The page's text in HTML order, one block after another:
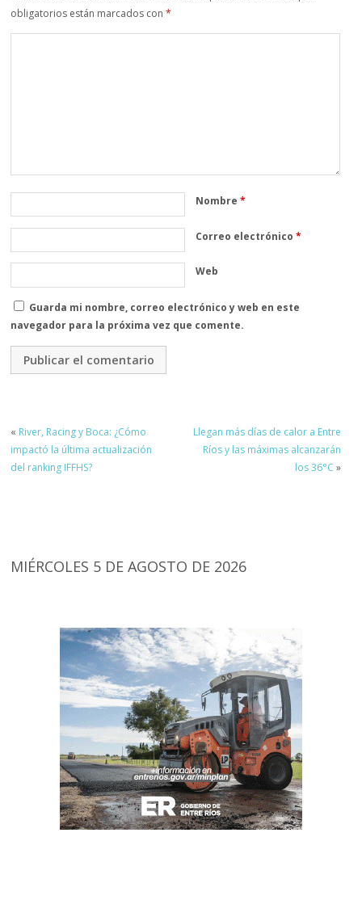
obligatorios están marcados con*
Nombre*
Correo electrónico*
Web
Guarda mi nombre, correo electrónico y web en este
navegador para la próxima vez que comente.
« River, Racing y Boca: ¿Cómo
impactó la última actualización
del ranking IFFHS?
Llegan más días de calor a Entre
Ríos y las máximas alcanzarán
los 36°C »
MIÉRCOLES 5 DE AGOSTO DE 2026